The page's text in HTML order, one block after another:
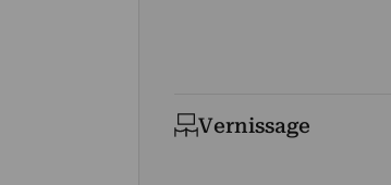
Vernissage